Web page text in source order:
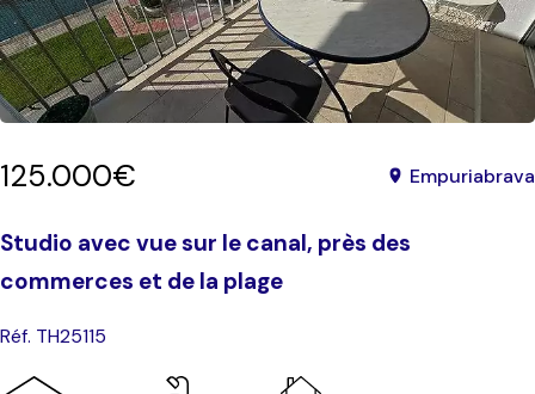
125.000€ Empuriabrava
Studio avec vue sur le canal, près des
commerces et de la plage
Réf. TH25115